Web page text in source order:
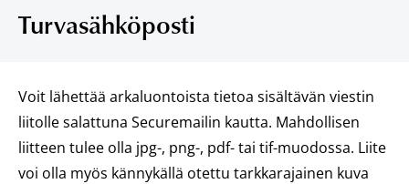
Turvasähköposti
Voit lähettää arkaluontoista tietoa sisältävän viestin
liitolle salattuna Securemailin kautta. Mahdollisen
liitteen tulee olla jpg-, png-, pdf- tai tif-muodossa. Liite
voi olla myös kännykällä otettu tarkkarajainen kuva